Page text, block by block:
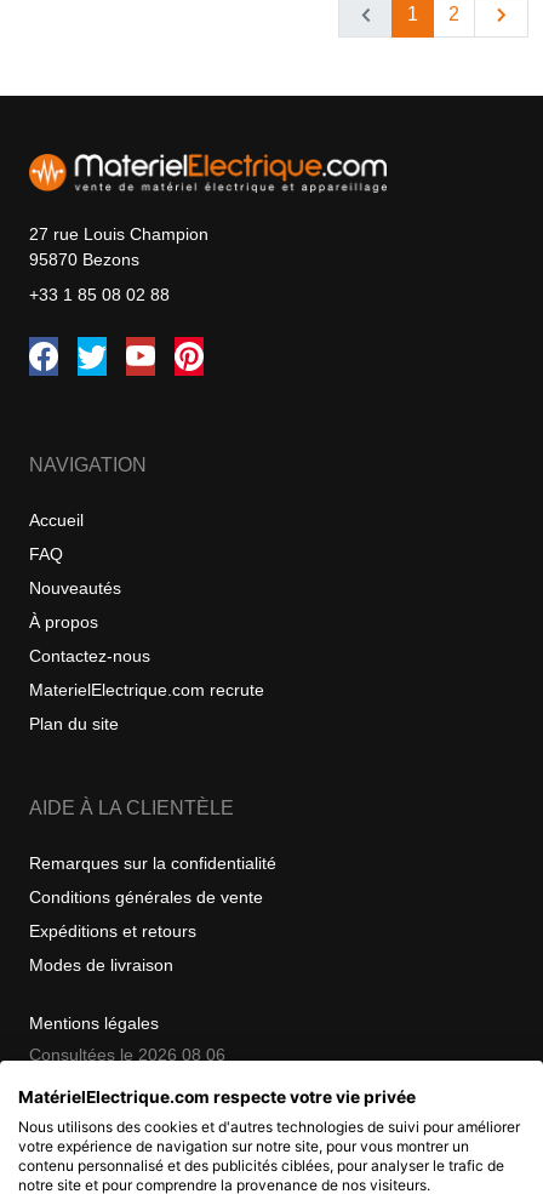
1 2
27 rue Louis Champion
95870 Bezons
+33 1 85 08 02 88
NAVIGATION
Accueil
FAQ
Nouveautés
À propos
Contactez-nous
MaterielElectrique.com recrute
Plan du site
AIDE À LA CLIENTÈLE
Remarques sur la confidentialité
Conditions générales de vente
Expéditions et retours
Modes de livraison
Mentions légales
Consultées le 2026 08 06
COPYRIGHT
MatérielElectrique.com respecte votre vie privée
Nous utilisons des cookies et d'autres technologies de suivi pour améliorer
votre expérience de navigation sur notre site, pour vous montrer un
contenu personnalisé et des publicités ciblées, pour analyser le trafic de
notre site et pour comprendre la provenance de nos visiteurs.